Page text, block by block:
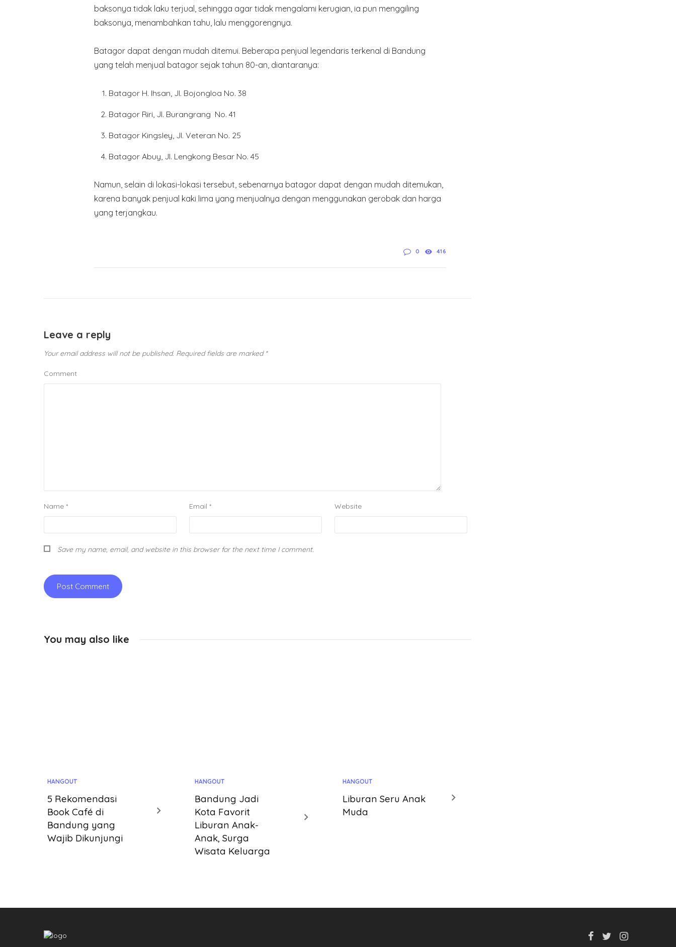
baksonya tidak laku terjual, sehingga agar tidak mengalami kerugian, ia pun menggiling
baksonya, menambahkan tahu, lalu menggorengnya.
Batagor dapat dengan mudah ditemui. Beberapa penjual legendaris terkenal di Bandung
yang telah menjual batagor sejak tahun 80-an, diantaranya:
Batagor H. Ihsan, Jl. Bojongloa No. 38
Batagor Riri, Jl. Burangrang No. 41
Batagor Kingsley, Jl. Veteran No. 25
Batagor Abuy, Jl. Lengkong Besar No. 45
Namun, selain di lokasi-lokasi tersebut, sebenarnya batagor dapat dengan mudah ditemukan,
karena banyak penjual kaki lima yang menjualnya dengan menggunakan gerobak dan harga
yang terjangkau.
0 416
Leave a reply
Your email address will not be published. Required fields are marked *
Comment
Name * Email * Website
Save my name, email, and website in this browser for the next time I comment.
You may also like
HANGOUT
5 Rekomendasi
Book Café di
Bandung yang
Wajib Dikunjungi
HANGOUT
Bandung Jadi
Kota Favorit
Liburan Anak-
Anak, Surga
Wisata Keluarga
HANGOUT
Liburan Seru Anak
Muda